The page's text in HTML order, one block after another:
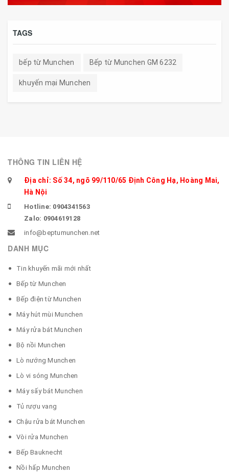
TAGS
bếp từ Munchen Bếp từ Munchen GM 6232
khuyến mại Munchen
THÔNG TIN LIÊN HỆ
Địa chỉ: Số 34, ngõ 99/110/65 Định Công Hạ, Hoàng Mai,
Hà Nội
Hotline: 0904341563
Zalo: 0904619128
info@beptumunchen.net
DANH MỤC
Tin khuyến mãi mới nhất
Bếp từ Munchen
Bếp điện từ Munchen
Máy hút mùi Munchen
Máy rửa bát Munchen
Bộ nồi Munchen
Lò nướng Munchen
Lò vi sóng Munchen
Máy sấy bát Munchen
Tủ rượu vang
Chậu rửa bát Munchen
Vòi rửa Munchen
Bếp Bauknecht
Nồi hấp Munchen